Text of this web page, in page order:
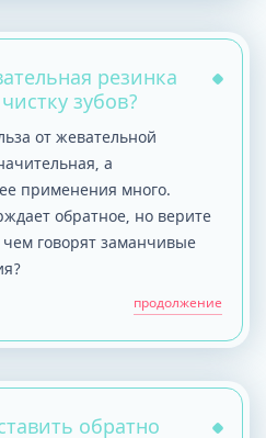
резинка
зубов?
от жевательной
а
применения много.
обратное, но верите
говорят заманчивые
продолжение
обратно